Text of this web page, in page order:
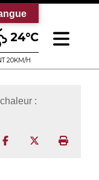
le site officiel de la
24°C
20KM/H
:
Partager surPartager sur